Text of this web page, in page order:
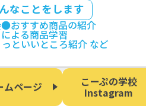
なことをします
●おすすめ商品の紹介
よる商品学習
といいところ紹介 など
ムページ こーぷの学校
Instagram